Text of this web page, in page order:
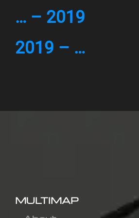
… – 2019
2019 – …
MULTIMAP